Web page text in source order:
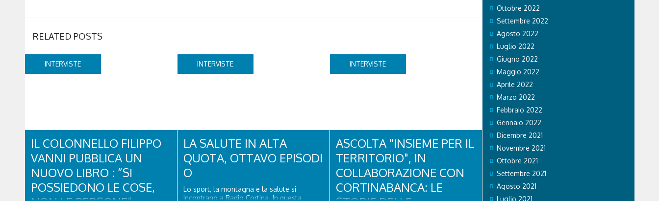
RELATED POSTS
INTERVISTE
IL COLONNELLO FILIPPO
VANNI PUBBLICA UN
NUOVO LIBRO : “SI
POSSIEDONO LE COSE,
INTERVISTE
LA SALUTE IN ALTA
QUOTA, OTTAVO EPISODI
O
Lo sport, la montagna e la salute si
incontrano a Radio Cortina. In questa
INTERVISTE
ASCOLTA "INSIEME PER IL
TERRITORIO", IN
COLLABORAZIONE CON
CORTINABANCA: LE
Ottobre 2022
Settembre 2022
Agosto 2022
Luglio 2022
Giugno 2022
Maggio 2022
Aprile 2022
Marzo 2022
Febbraio 2022
Gennaio 2022
Dicembre 2021
Novembre 2021
Ottobre 2021
Settembre 2021
Agosto 2021
Luglio 2021